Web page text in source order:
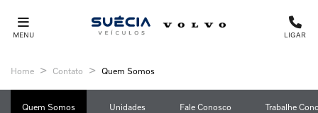
MENU LIGAR
Home Contato Quem Somos
Quem Somos Unidades Fale Conosco Trabalhe